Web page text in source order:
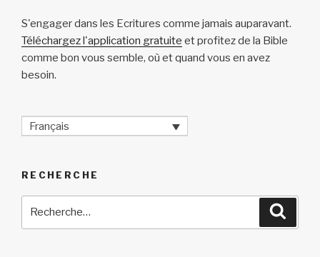
S'engager dans les Ecritures comme jamais auparavant.
Téléchargez l'application gratuite et profitez de la Bible
comme bon vous semble, où et quand vous en avez
besoin.
Français
RECHERCHE